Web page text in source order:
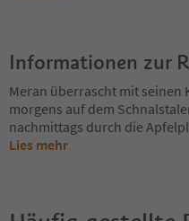
Informationen zur
Meran überrascht mit seinen
morgens auf dem
nachmittags durch die
Lies mehr